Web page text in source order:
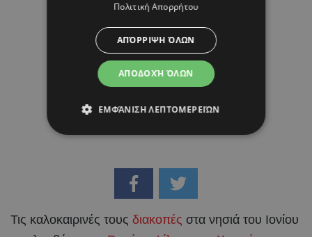
Τις καλοκαιρινές τους διακοπές στα νησιά του Ιονίου
Πολιτική Απορρήτου
ΑΠΟΔΟΧΉ ΌΛΩΝ
ΑΠΌΡΡΙΨΗ ΌΛΩΝ
ΕΜΦΆΝΙΣΗ ΛΕΠΤΟΜΕΡΕΙΏΝ